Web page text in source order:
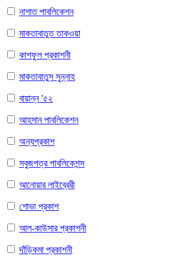
নাশাত পাবলিকেশন
মাকতাবাতুত তাকওয়া
কাশফুল প্রকাশনী
মাকতাবাতুস সুন্নাহ
বায়ান্ন '৫২
আহসান পাবলিকেশন
অন্যপ্রকাশ
সবুজপত্র পাবলিকেশন্স
আনোয়ার লাইব্রেরী
শোভা প্রকাশ
আল-কাউসার প্রকাশনী
দাঁড়িকমা প্রকাশনী